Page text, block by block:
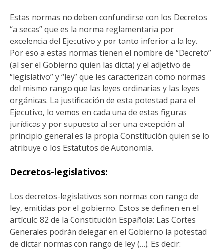
Estas normas no deben confundirse con los Decretos
“a secas” que es la norma reglamentaria por
excelencia del Ejecutivo y por tanto inferior a la ley.
Por eso a estas normas tienen el nombre de “Decreto”
(al ser el Gobierno quien las dicta) y el adjetivo de
“legislativo” y “ley” que les caracterizan como normas
del mismo rango que las leyes ordinarias y las leyes
orgánicas. La justificación de esta potestad para el
Ejecutivo, lo vemos en cada una de estas figuras
jurídicas y por supuesto al ser una excepción al
principio general es la propia Constitución quien se lo
atribuye o los Estatutos de Autonomía.
Decretos-legislativos:
Los decretos-legislativos son normas con rango de
ley, emitidas por el gobierno. Estos se definen en el
artículo 82 de la Constitución Española: Las Cortes
Generales podrán delegar en el Gobierno la potestad
de dictar normas con rango de ley (…). Es decir: